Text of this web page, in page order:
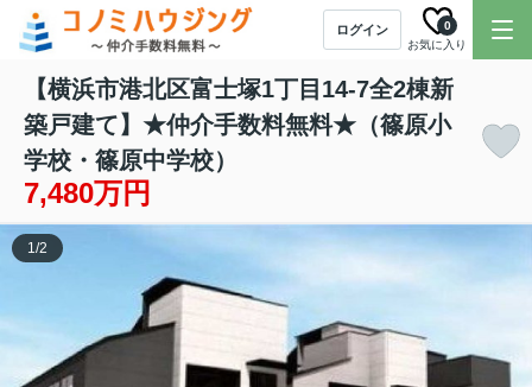
ログイン
お気に入り
0
【横浜市港北区富士塚1丁目14-7全2棟新
築戸建て】★仲介手数料無料★（篠原小
学校・篠原中学校）
7,480万円
1/2